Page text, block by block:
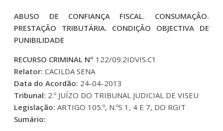
ABUSO DE CONFIANÇA FISCAL. CONSUMAÇÃO.
PRESTAÇÃO TRIBUTÁRIA. CONDIÇÃO OBJECTIVA DE
PUNIBILIDADE
RECURSO CRIMINAL Nº 122/09.2IDVIS.C1
Relator: CACILDA SENA
Data do Acordão: 24-04-2013
Tribunal: 2.º JUÍZO DO TRIBUNAL JUDICIAL DE VISEU
Legislação: ARTIGO 105.º, N.ºS 1, 4 E 7, DO RGIT
Sumário: